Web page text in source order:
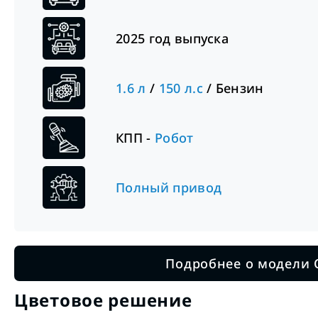
2025 год выпуска
1.6л / 150 л.с / Бензин
КПП - Робот
Полный привод
Подробнее о модели
Цветовое решение